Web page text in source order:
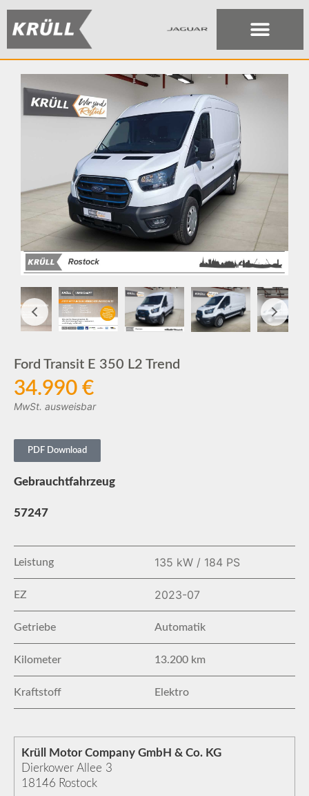
Ford Transit E 350 L2 Trend
34.990 €
MwSt. ausweisbar
PDF Download
Gebrauchtfahrzeug
57247
Leistung 135 kW / 184 PS
EZ 2023-07
Getriebe Automatik
Kilometer 13.200 km
Kraftstoff Elektro
Krüll Motor Company GmbH & Co. KG
Dierkower Allee 3
18146 Rostock